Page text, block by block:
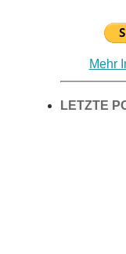
Mehr
LETZTE